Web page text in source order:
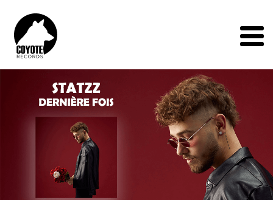
Records
Menu